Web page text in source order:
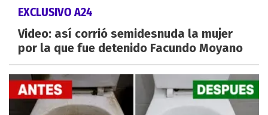
EXCLUSIVO A24
Video: así corrió semidesnuda la mujer
por la que fue detenido Facundo Moyano